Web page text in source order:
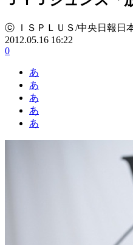
ⓒ ＩＳＰＬＵＳ/中央日報日
2012.05.16 16:22
0
あ
あ
あ
あ
あ